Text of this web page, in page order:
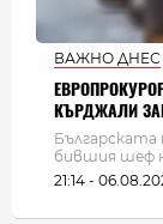
ВАЖНО ДНЕС
КЪРДЖАЛИ
Българската
бившия шеф
21:14 -